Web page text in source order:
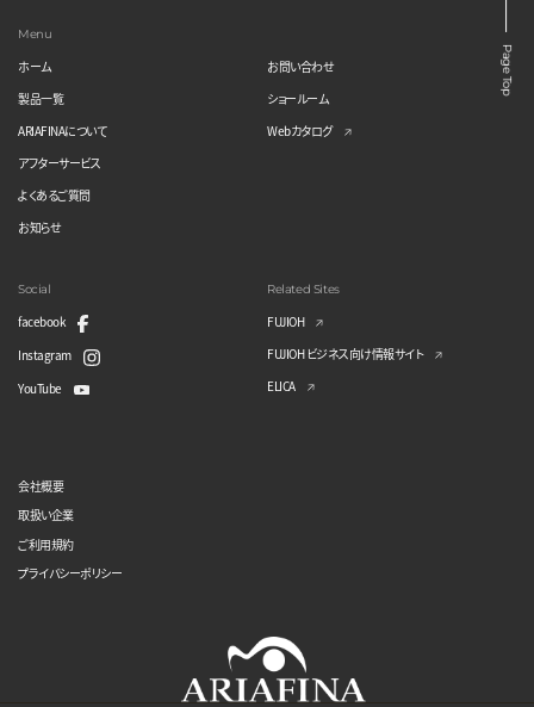
Page Top
Menu
ホーム
製品一覧
ARIAFINAについて
アフターサービス
よくあるご質問
お知らせ
お問い合わせ
ショールーム
Webカタログ
Social
facebook
Instagram
YouTube
Related Sites
FUJIOH
FUJIOH ビジネス向け情報サイト
ELICA
会社概要
取扱い企業
ご利用規約
プライバシーポリシー